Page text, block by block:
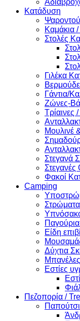
Κατάδυση
Καμάκια
Στολές
Γιλέκα
Γάντια/
Ζώνες-
Τρίαινες
Μουλινέ
Στεγανά
Στεγανές
Φακοί
Camping
Είδη
Δύχτια
Εστίες
Πεζοπορία /